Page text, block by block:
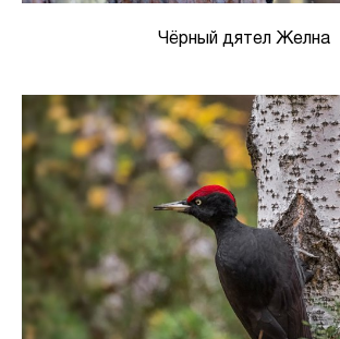
Чёрный дятел Желна